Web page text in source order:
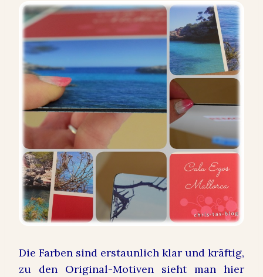
Die Farben sind erstaunlich klar und kräftig,
zu den Original-Motiven sieht man hier